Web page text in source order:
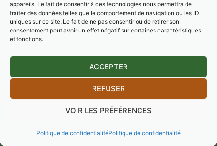
appareils. Le fait de consentir à ces technologies nous permettra de
traiter des données telles que le comportement de navigation ou les ID
uniques sur ce site. Le fait de ne pas consentir ou de retirer son
consentement peut avoir un effet négatif sur certaines caractéristiques
et fonctions.
ACCEPTER
REFUSER
VOIR LES PRÉFÉRENCES
Politique de confidentialitéPolitique de confidentialité
© 2026 Golf Vichy Forêt de Montpensier -Mentions légales & politique